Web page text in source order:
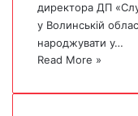
директора ДП
у Волинській
народжувати у…
Read More »